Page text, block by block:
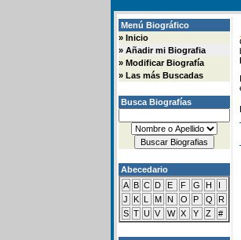
Menú Biográfico
» Inicio
» Añadir mi Biografia
» Modificar Biografía
» Las más Buscadas
Busca Biografías
Abecedario
A B C D E F G H
I
J
K L M N O P Q
R
S T U V W X Y Z #